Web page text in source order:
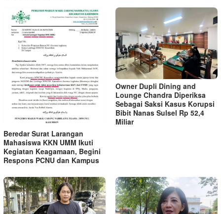
Beredar Surat Larangan
Mahasiswa KKN UMM Ikuti
Kegiatan Keagamaan, Begini
Respons PCNU dan Kampus
Owner Dupli Dining and
Lounge Chandra Diperiksa
Sebagai Saksi Kasus Korupsi
Bibit Nanas Sulsel Rp 52,4
Miliar